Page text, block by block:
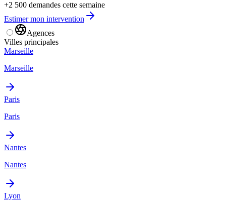
+2 500 demandes cette semaine
Estimer mon intervention
Agences
Villes principales
Marseille
Marseille
Paris
Paris
Nantes
Nantes
Lyon